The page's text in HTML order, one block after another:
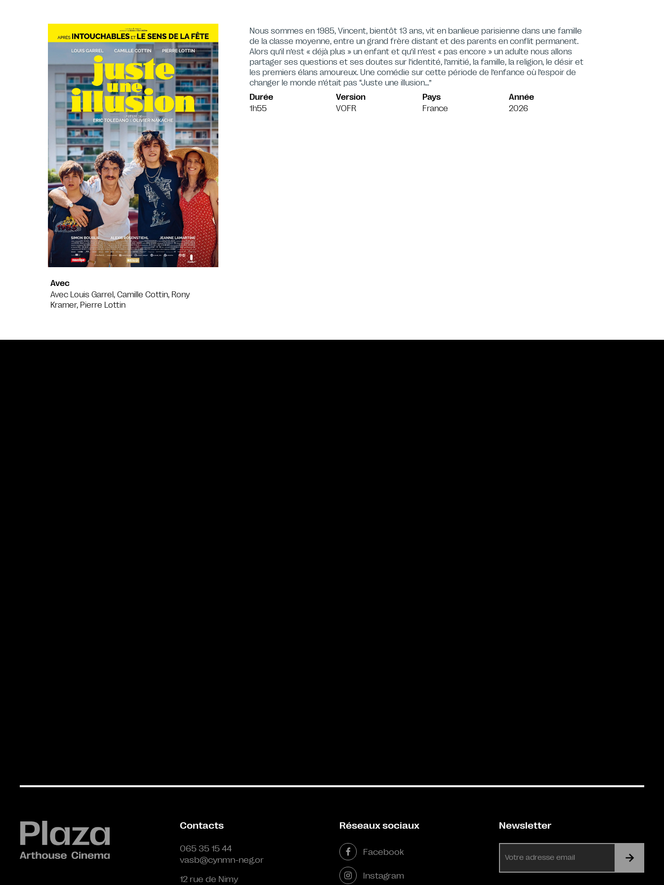
Avec
Avec Louis Garrel, Camille Cottin, Rony
Kramer, Pierre Lottin
Nous sommes en 1985, Vincent, bientôt 13 ans, vit en banlieue parisienne dans une famille
de la classe moyenne, entre un grand frère distant et des parents en conflit permanent.
Alors qu’il n’est « déjà plus » un enfant et qu’il n’est « pas encore » un adulte nous allons
partager ses questions et ses doutes sur l’identité, l’amitié, la famille, la religion, le désir et
les premiers élans amoureux. Une comédie sur cette période de l’enfance où l’espoir de
changer le monde n’était pas “Juste une illusion…”
Durée
1h55
Version
VOFR
Pays
France
Année
2026
Contacts
065 35 15 44
vasb@cynmn-neg.or
12 rue de Nimy
Réseaux sociaux
Facebook
Instagram
Newsletter
mail